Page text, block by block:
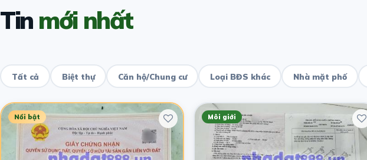
Tinmới nhất
Tất cả Biệt thự Căn hộ/Chung cư Loại BĐS khác Nhà mặt phố
Nổi bật Môi giới